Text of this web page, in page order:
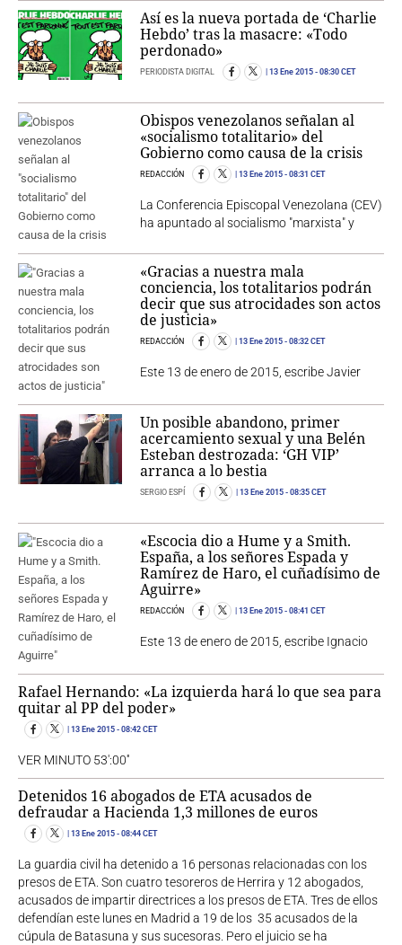
Así es la nueva portada de ‘Charlie
Hebdo’ tras la masacre: «Todo
perdonado»
PERIODISTA DIGITAL 13 Ene 2015 - 08:30 CET
Obispos venezolanos señalan al
«socialismo totalitario» del
Gobierno como causa de la crisis
REDACCIÓN 13 Ene 2015 - 08:31 CET
La Conferencia Episcopal Venezolana (CEV)
ha apuntado al socialismo "marxista" y
«Gracias a nuestra mala
conciencia, los totalitarios podrán
decir que sus atrocidades son actos
de justicia»
REDACCIÓN 13 Ene 2015 - 08:32 CET
Este 13 de enero de 2015, escribe Javier
Un posible abandono, primer
acercamiento sexual y una Belén
Esteban destrozada: ‘GH VIP’
arranca a lo bestia
SERGIO ESPÍ 13 Ene 2015 - 08:35 CET
«Escocia dio a Hume y a Smith.
España, a los señores Espada y
Ramírez de Haro, el cuñadísimo de
Aguirre»
REDACCIÓN 13 Ene 2015 - 08:41 CET
Este 13 de enero de 2015, escribe Ignacio
Rafael Hernando: «La izquierda hará lo que sea para
quitar al PP del poder»
13 Ene 2015 - 08:42 CET
VER MINUTO 53':00''
Detenidos 16 abogados de ETA acusados de
defraudar a Hacienda 1,3 millones de euros
13 Ene 2015 - 08:44 CET
La guardia civil ha detenido a 16 personas relacionadas con los
presos de ETA. Son cuatro tesoreros de Herrira y 12 abogados,
acusados de impartir directrices a los presos de ETA. Tres de ellos
defendían este lunes en Madrid a 19 de los 35 acusados de la
cúpula de Batasuna y sus sucesoras. Pero el juicio se ha